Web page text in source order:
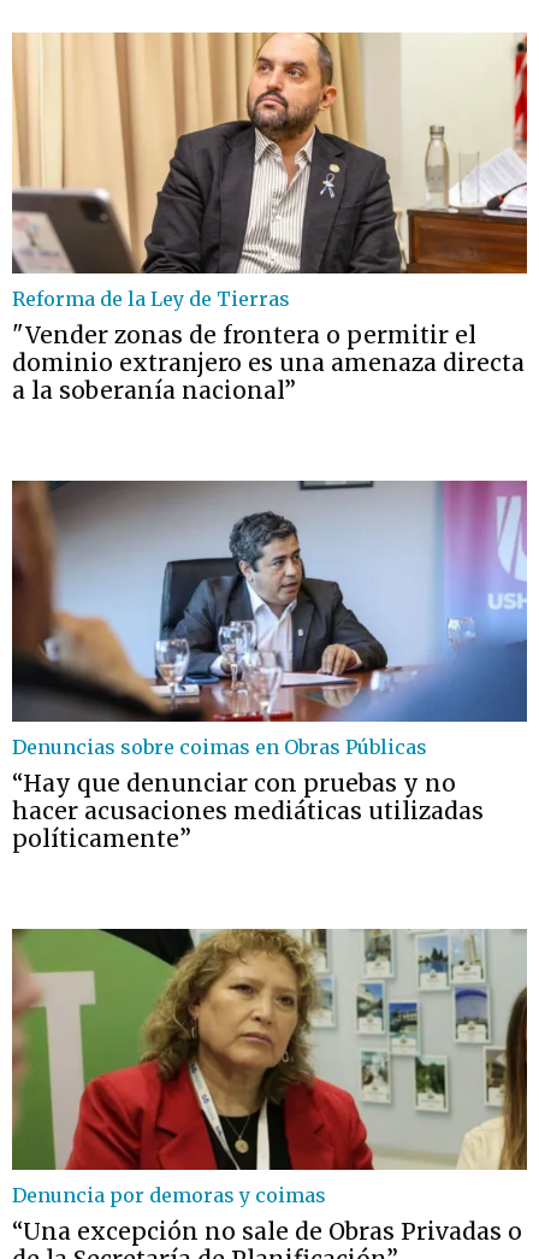
Reforma de la Ley de Tierras
"Vender zonas de frontera o permitir el
dominio extranjero es una amenaza directa
a la soberanía nacional”
Denuncias sobre coimas en Obras Públicas
“Hay que denunciar con pruebas y no
hacer acusaciones mediáticas utilizadas
políticamente”
Denuncia por demoras y coimas
“Una excepción no sale de Obras Privadas o